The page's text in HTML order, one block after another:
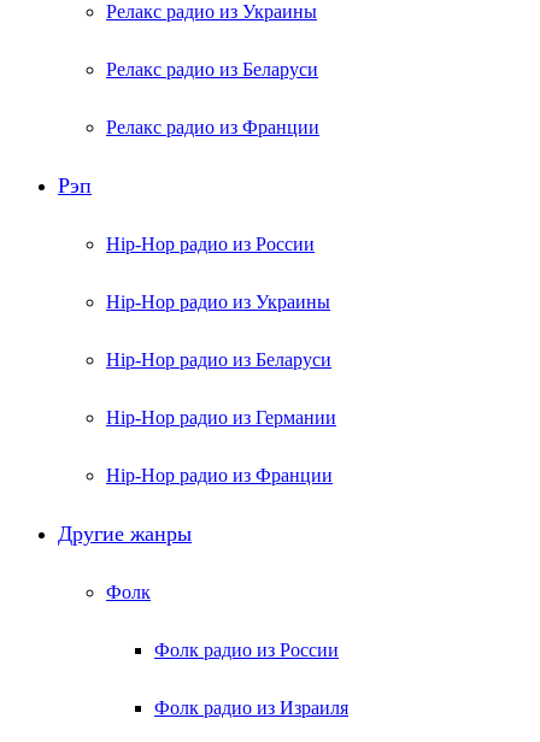
Релакс радио из Украины
Релакс радио из Беларуси
Релакс радио из Франции
Рэп
Hip-Hop радио из России
Hip-Hop радио из Украины
Hip-Hop радио из Беларуси
Hip-Hop радио из Германии
Hip-Hop радио из Франции
Другие жанры
Фолк
Фолк радио из России
Фолк радио из Израиля